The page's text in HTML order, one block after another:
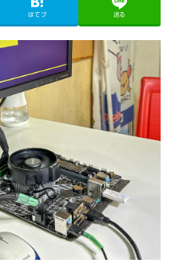
はてブ 送る